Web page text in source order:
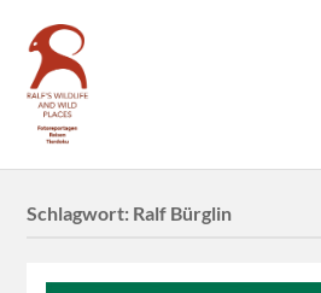
Schlagwort: Ralf Bürglin